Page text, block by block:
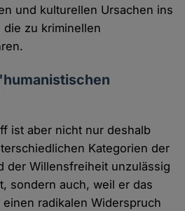
und kulturellen Ursachen ins
zu kriminellen
ist aber nicht nur deshalb
Kategorien der
der Willensfreiheit unzulässig
sondern auch, weil er das
radikalen Widerspruch